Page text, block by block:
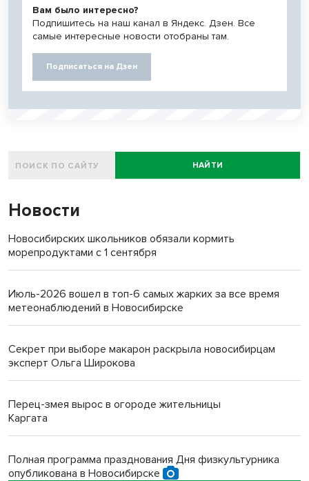
Вам было интересно?
Подпишитесь на наш канал в Яндекс. Дзен. Все
самые интересные новости отобраны там.
Подписаться на Дзен
НАЙТИ
Новости
Новосибирских школьников обязали кормить
морепродуктами с 1 сентября
Июль-2026 вошел в топ-6 самых жарких за все время
метеонаблюдений в Новосибирске
Секрет при выборе макарон раскрыла новосибирцам
эксперт Ольга Широкова
Перец-змея вырос в огороде жительницы
Каргата
Полная программа празднования Дня физкультурника
опубликована в Новосибирске